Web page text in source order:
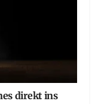
direkt ins